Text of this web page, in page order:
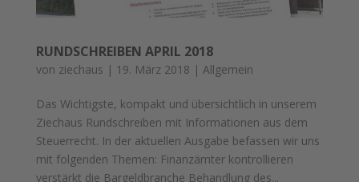
RUNDSCHREIBEN APRIL 2018
von ziechaus | 19. März 2018 | Allgemein
Das Wichtigste, kompakt und übersichtlich in unserem
Ziechaus Rundschreiben mit Informationen aus dem
Steuerrecht. In der aktuellen Ausgabe befassen wir uns
mit folgenden Themen: Finanzämter kontrollieren
verstärkt die Bargeldbranche Behandlung des...